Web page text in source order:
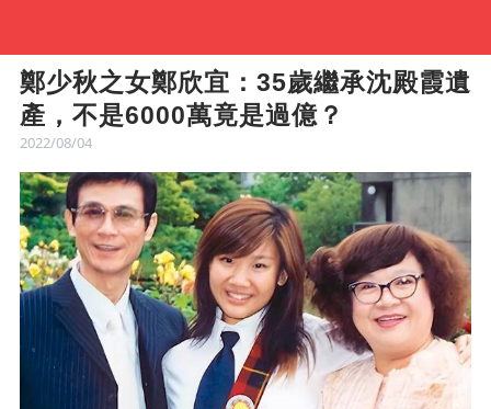
鄭少秋之女鄭欣宜：35歲繼承沈殿霞遺
產，不是6000萬竟是過億？
2022/08/04